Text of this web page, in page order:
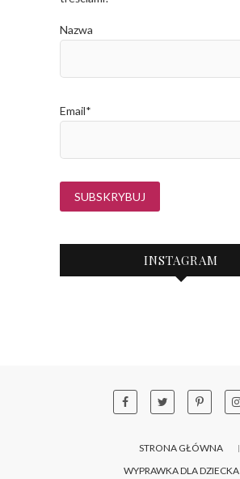
Nazwa
Email*
INSTAGRAM
STRONA GŁÓWNA
WYPRAWKA DLA DZIECKA